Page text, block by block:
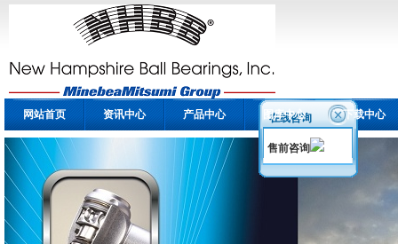
网站首页 资讯中心 产品中心 图库中心 下载中心
在线咨询
售前咨询